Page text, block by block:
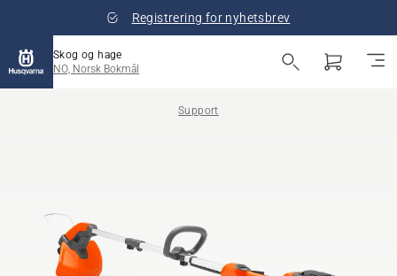
Registrering for nyhetsbrev
Skog og hage
NO, Norsk Bokmål
Support